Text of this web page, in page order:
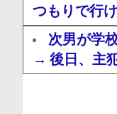
つもりで行
次男が学
→ 後日、主